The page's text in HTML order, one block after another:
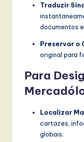
Traduzir
documentos
Preservar o
original para
Para
Localizar
cartazes,
globais.